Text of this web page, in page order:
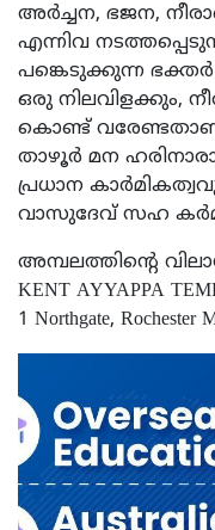
അർച്ചന, ഭജന,
എന്നിവ
പങ്കെടുക്കുന്ന
ഒരു നിലവിളക്കും,
കൊണ്ട്
താഴൂർ മന
പ്രധാന
വാസുദേവ് സഹ
അമ്പലത്തിന്റെ
KENT AYYAPPA
1 Northgate, Rochester